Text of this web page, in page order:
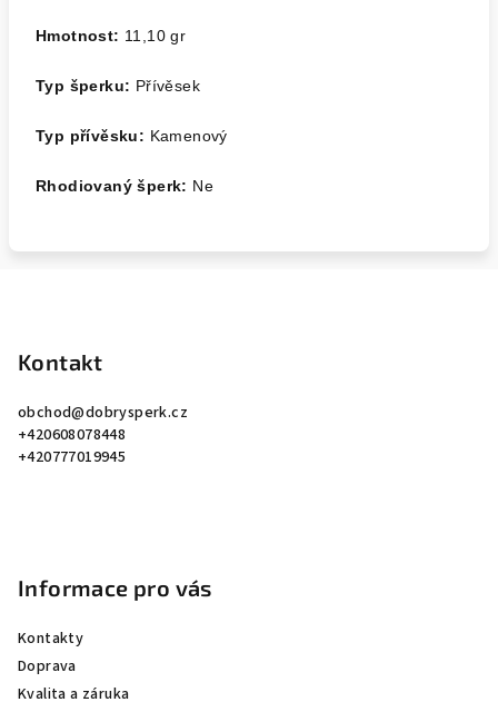
Hmotnost: 11,10 gr
Typ šperku: Přívěsek
Typ přívěsku: Kamenový
Rhodiovaný šperk: Ne
Kontakt
obchod@dobrysperk.cz
+420608078448
+420777019945
Informace pro vás
Kontakty
Doprava
Kvalita a záruka